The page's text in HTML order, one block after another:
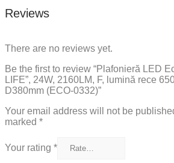
Reviews
There are no reviews yet.
Be the first to review “Plafonieră LED
LIFE”, 24W, 2160LM, F, lumină rece
D380mm (ECO-0332)”
Your email address will not be
marked *
Your rating *